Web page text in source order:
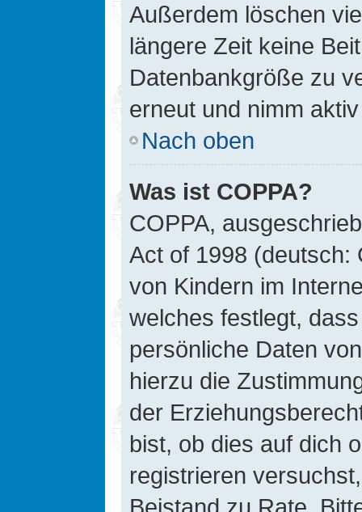
Außerdem löschen
längere Zeit keine
Datenbankgröße zu
erneut und nimm
Nach oben
Was ist COPPA?
COPPA,
Act of 1998 (deutsch:
von Kindern im
welches festlegt,
persönliche Daten
hierzu die
der
bist, ob dies auf dich
registrieren